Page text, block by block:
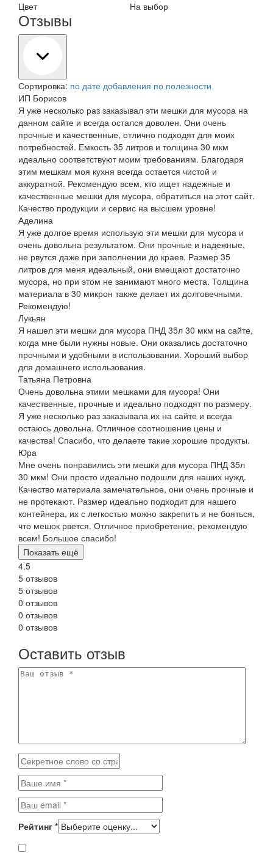
Цвет На выбор
Отзывы
Сортировка: по дате добавления по полезности
ИП Борисов
Я уже несколько раз заказывал эти мешки для мусора на
данном сайте и всегда остался доволен. Они очень
прочные и качественные, отлично подходят для моих
потребностей. Емкость 35 литров и толщина 30 мкм
идеально соответствуют моим требованиям. Благодаря
этим мешкам моя кухня всегда остается чистой и
аккуратной. Рекомендую всем, кто ищет надежные и
качественные мешки для мусора, обратиться на этот сайт.
Качество продукции и сервис на высшем уровне!
Аделина
Я уже долгое время использую эти мешки для мусора и
очень довольна результатом. Они прочные и надежные,
не рвутся даже при заполнении до краев. Размер 35
литров для меня идеальный, они вмещают достаточно
мусора, но при этом не занимают много места. Толщина
материала в 30 микрон также делает их долговечными.
Рекомендую!
Лукьян
Я нашел эти мешки для мусора ПНД 35л 30 мкм на сайте,
когда мне были нужны новые. Они оказались достаточно
прочными и удобными в использовании. Хороший выбор
для домашнего использования.
Татьяна Петровна
Очень довольна этими мешками для мусора! Они
качественные, прочные и идеально подходят по размеру.
Я уже несколько раз заказывала их на сайте и всегда
остаюсь довольна. Отличное соотношение цены и
качества! Спасибо, что делаете такие хорошие продукты.
Юра
Мне очень понравились эти мешки для мусора ПНД 35л
30 мкм! Они просто идеально подошли для наших нужд.
Качество материала замечательное, они очень прочные и
не протекают. Размер идеально подходит для нашего
контейнера, их с легкостью можно закрепить и не бояться,
что мешок рвется. Отличное приобретение, рекомендую
всем! Большое спасибо!
Показать ещё
4.5
5 отзывов
5 отзывов
0 отзывов
0 отзывов
0 отзывов
Оставить отзыв
Рейтинг *